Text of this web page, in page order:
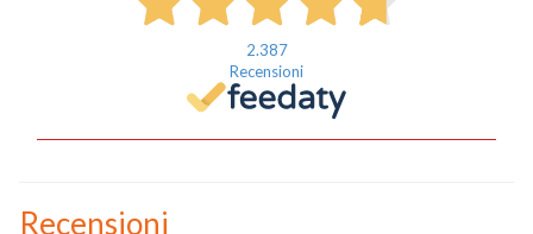
2.387
Recensioni
Recensioni